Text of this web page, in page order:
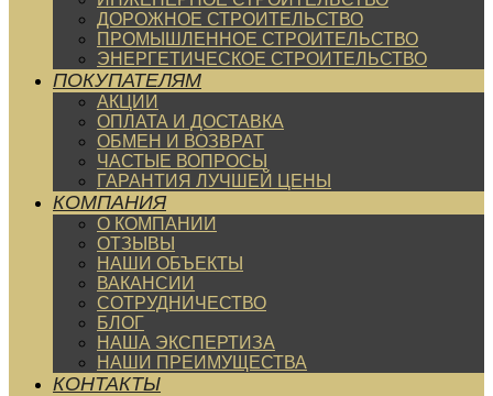
ДОРОЖНОЕ СТРОИТЕЛЬСТВО
ПРОМЫШЛЕННОЕ СТРОИТЕЛЬСТВО
ЭНЕРГЕТИЧЕСКОЕ СТРОИТЕЛЬСТВО
ПОКУПАТЕЛЯМ
АКЦИИ
ОПЛАТА И ДОСТАВКА
ОБМЕН И ВОЗВРАТ
ЧАСТЫЕ ВОПРОСЫ
ГАРАНТИЯ ЛУЧШЕЙ ЦЕНЫ
КОМПАНИЯ
О КОМПАНИИ
ОТЗЫВЫ
НАШИ ОБЪЕКТЫ
ВАКАНСИИ
СОТРУДНИЧЕСТВО
БЛОГ
НАША ЭКСПЕРТИЗА
НАШИ ПРЕИМУЩЕСТВА
КОНТАКТЫ